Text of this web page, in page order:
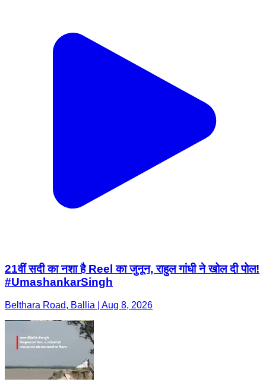
21वीं सदी का नशा है Reel का जुनून, राहुल गांधी ने खोल दी पोल!
#UmashankarSingh
Belthara Road, Ballia | Aug 8, 2026